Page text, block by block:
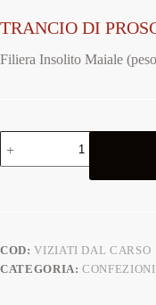
TRANCIO DI
Filiera Insolito Maiale
COD:VIZIATI DAL CARSO
CATEGORIA:CONFEZIONI